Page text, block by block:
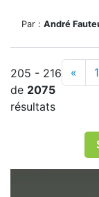
Par : André
205 - 216
de 2075
résultats
«